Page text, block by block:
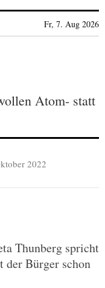
Fr, 7. Aug 2026
Atom- statt
2022
Thunberg spricht
der Bürger schon